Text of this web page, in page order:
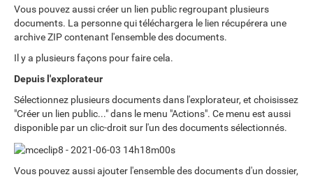
Vous pouvez aussi créer un lien public regroupant plusieurs
documents. La personne qui téléchargera le lien récupérera une
archive ZIP contenant l'ensemble des documents.
Il y a plusieurs façons pour faire cela.
Depuis l'explorateur
Sélectionnez plusieurs documents dans l'explorateur, et choisissez
"Créer un lien public..." dans le menu "Actions". Ce menu est aussi
disponible par un clic-droit sur l'un des documents sélectionnés.
Vous pouvez aussi ajouter l'ensemble des documents d'un dossier,